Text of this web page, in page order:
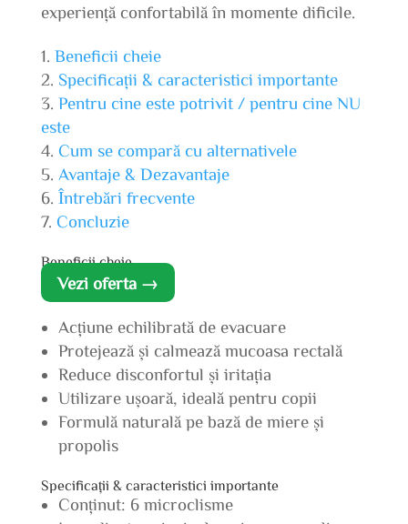
experiență confortabilă în momente dificile.
Beneficii cheie
Specificații & caracteristici importante
Pentru cine este potrivit / pentru cine NU
este
Cum se compară cu alternativele
Avantaje & Dezavantaje
Întrebări frecvente
Concluzie
Beneficii cheie
Vezi oferta →
Acțiune echilibrată de evacuare
Protejează și calmează mucoasa rectală
Reduce disconfortul și iritația
Utilizare ușoară, ideală pentru copii
Formulă naturală pe bază de miere și
propolis
Specificații & caracteristici importante
Conținut: 6 microclisme